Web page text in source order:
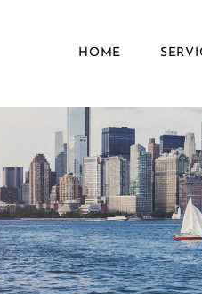
HOME